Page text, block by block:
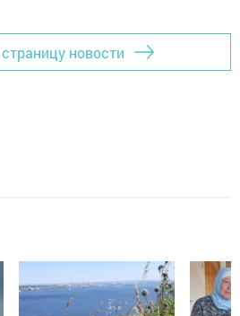
новости